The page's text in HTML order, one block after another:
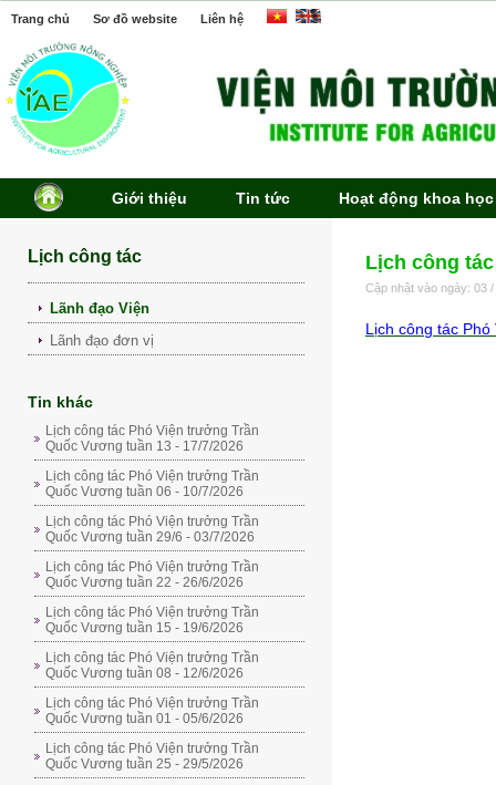
Trang chủ Sơ đồ website Liên hệ
Giới thiệu Tin tức Hoạt động khoa học
Lịch công tác
Lãnh đạo Viện
Lãnh đạo đơn vị
Tin khác
Lịch công tác Phó Viện trưởng Trần
Quốc Vương tuần 13 - 17/7/2026
Lịch công tác Phó Viện trưởng Trần
Quốc Vương tuần 06 - 10/7/2026
Lịch công tác Phó Viện trưởng Trần
Quốc Vương tuần 29/6 - 03/7/2026
Lịch công tác Phó Viện trưởng Trần
Quốc Vương tuần 22 - 26/6/2026
Lịch công tác Phó Viện trưởng Trần
Quốc Vương tuần 15 - 19/6/2026
Lịch công tác Phó Viện trưởng Trần
Quốc Vương tuần 08 - 12/6/2026
Lịch công tác Phó Viện trưởng Trần
Quốc Vương tuần 01 - 05/6/2026
Lịch công tác Phó Viện trưởng Trần
Quốc Vương tuần 25 - 29/5/2026
Lịch công
Cập nhật vào ngày: 03
Lịch công tác